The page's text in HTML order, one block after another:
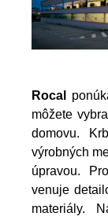
Rocal
môžete
domovu.
výrobných
úpravou.
venuje
materiály.